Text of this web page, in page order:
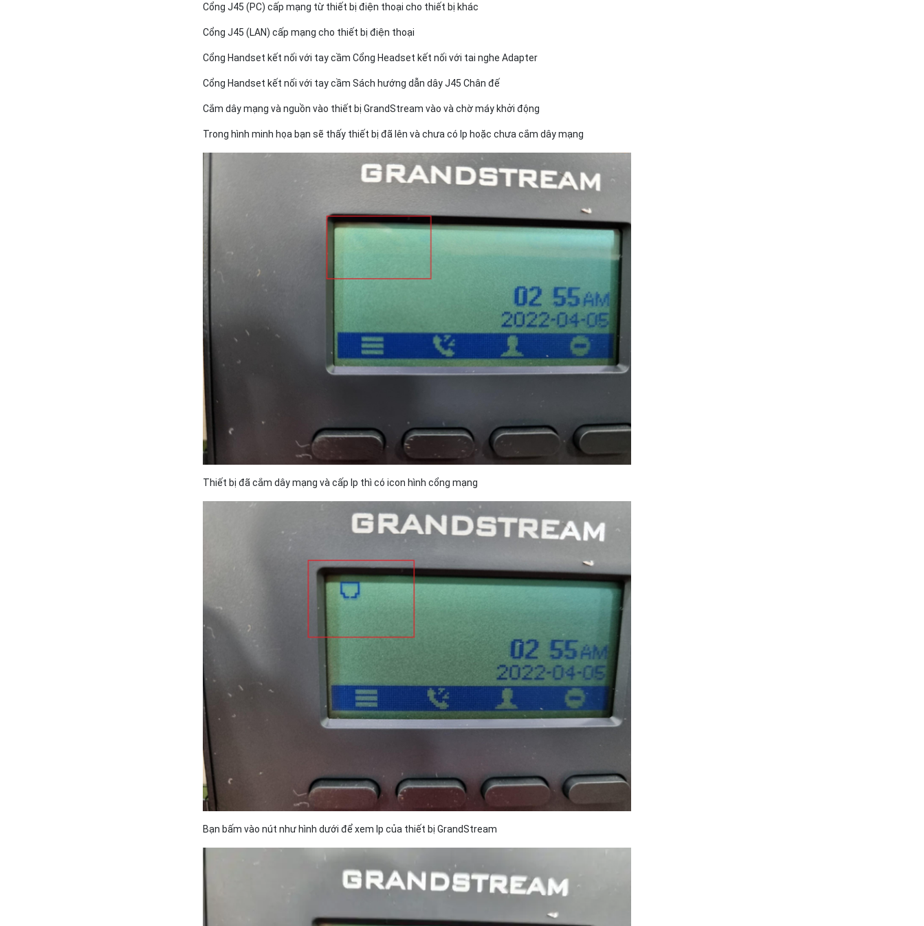
Cổng J45 (PC) cấp mạng từ thiết bị điện thoại cho thiết bị khác
Cổng J45 (LAN) cấp mạng cho thiết bị điện thoại
Cổng Handset kết nối với tay cầm Cổng Headset kết nối với tai nghe Adapter
Cổng Handset kết nối với tay cầm Sách hướng dẫn dây J45 Chân đế
Cắm dây mạng và nguồn vào thiết bị GrandStream vào và chờ máy khởi động
Trong hình minh họa bạn sẽ thấy thiết bị đã lên và chưa có Ip hoặc chưa cắm dây mạng
Thiết bị đã cắm dây mạng và cấp Ip thì có icon hình cổng mạng
Bạn bấm vào nút như hình dưới để xem Ip của thiết bị GrandStream